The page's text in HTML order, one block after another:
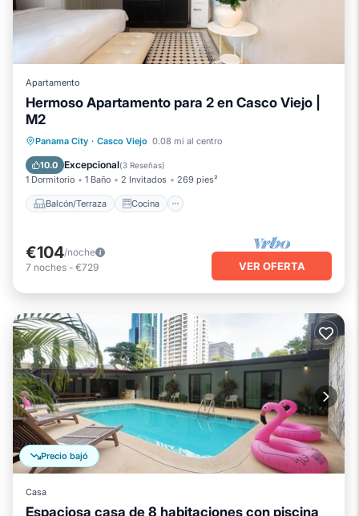
Apartamento
Hermoso Apartamento para 2 en Casco Viejo |
M2
Panama City · Casco Viejo 0.08 mi al centro
10.0 Excepcional(3 Reseñas)
1 Dormitorio 1 Baño 2 Invitados 269 pies²
Balcón/Terraza Cocina
Balcón/Terraza
Cocina
Aire acondicionado
€104/noche
7 noches - €729 VER OFERTA
Precio bajó
Casa
Espaciosa casa de 8 habitaciones con piscina